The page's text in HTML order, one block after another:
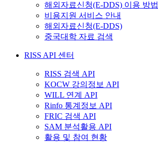
해외자료신청(E-DDS) 이용 방법
비용지원 서비스 안내
해외자료신청(E-DDS)
중국대학 자료 검색
RISS API 센터
RISS 검색 API
KOCW 강의정보 API
WILL 연계 API
Rinfo 통계정보 API
FRIC 검색 API
SAM 분석활용 API
활용 및 참여 현황